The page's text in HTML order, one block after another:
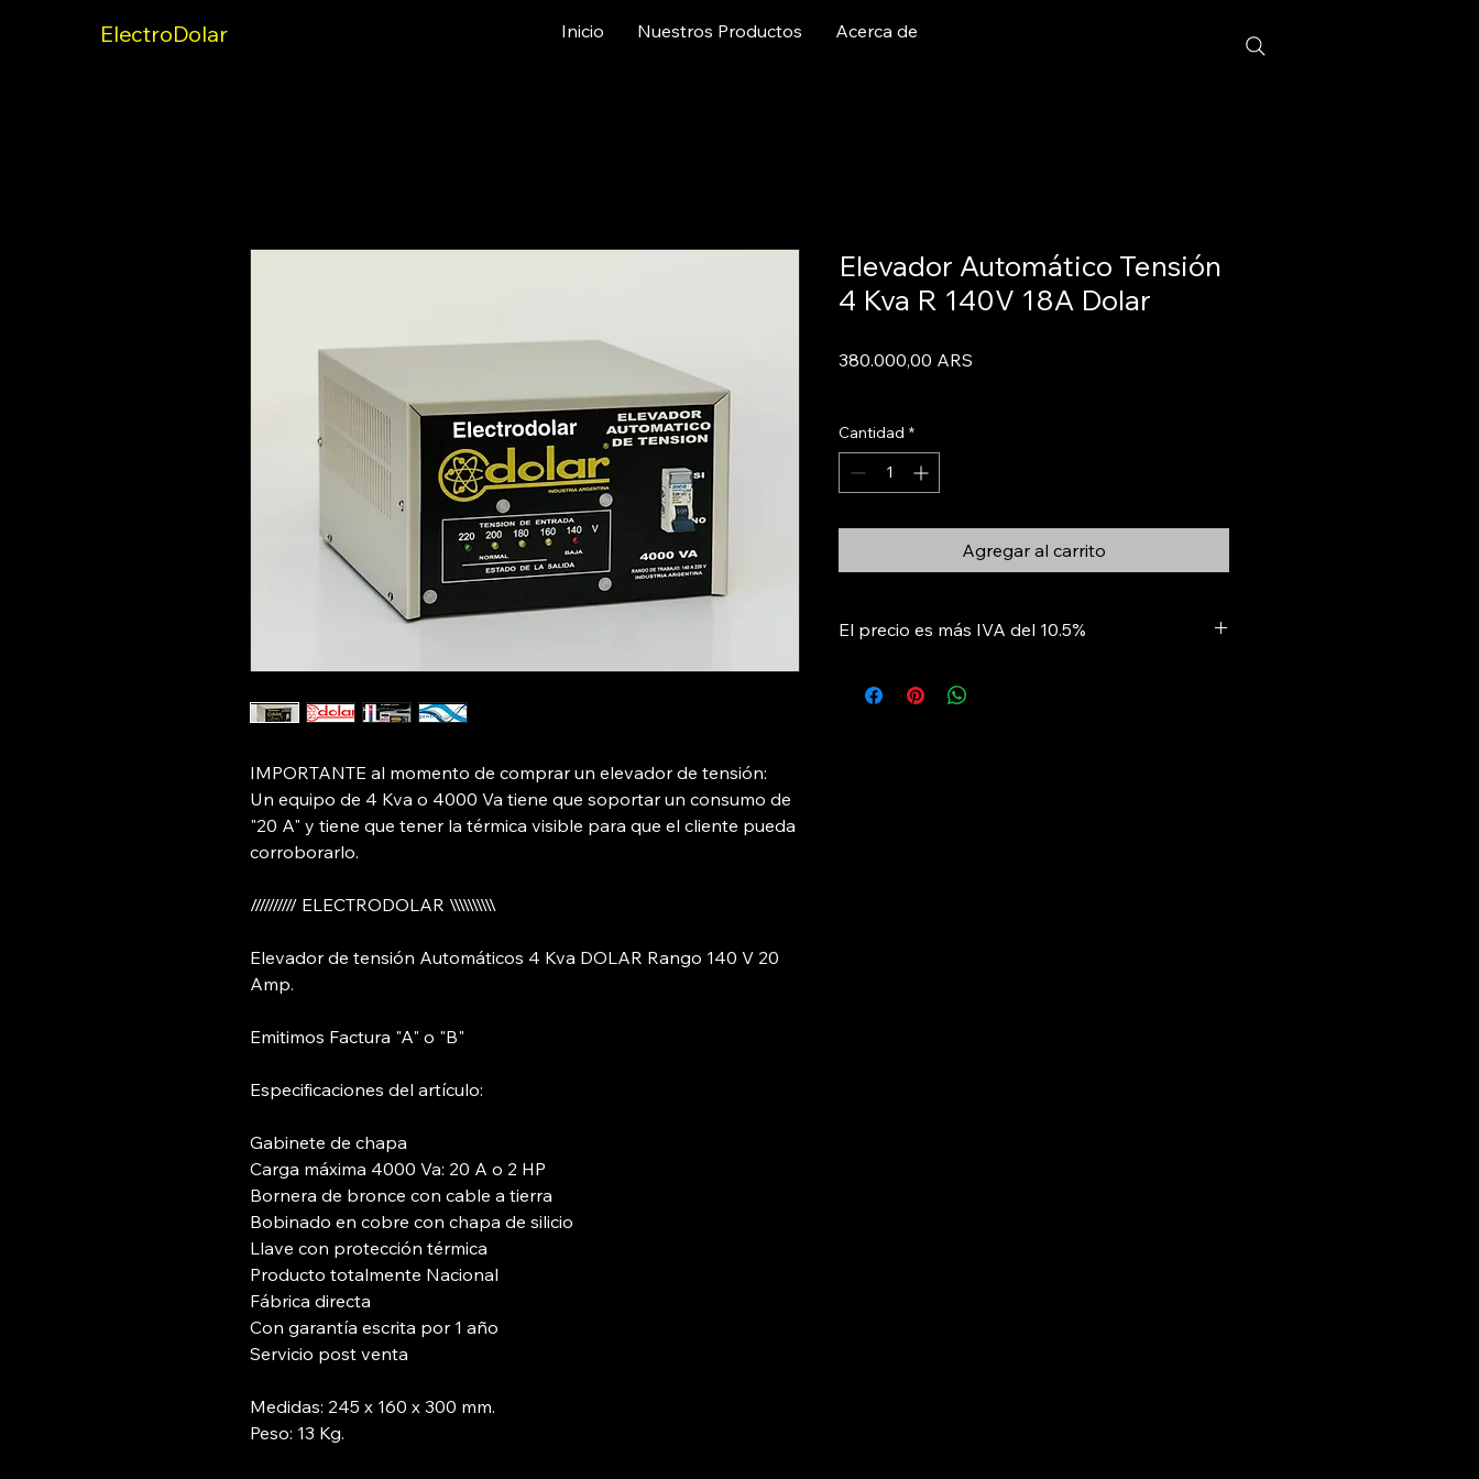
ElectroDolar Inicio Nuestros Productos Acerca de
IMPORTANTE al momento de comprar un elevador de tensión:
Un equipo de 4 Kva o 4000 Va tiene que soportar un consumo de
"20 A" y tiene que tener la térmica visible para que el cliente pueda
corroborarlo.
////////// ELECTRODOLAR \\\\\\\\\\
Elevador de tensión Automáticos 4 Kva DOLAR Rango 140 V 20
Amp.
Emitimos Factura "A" o "B"
Especificaciones del artículo:
Gabinete de chapa
Carga máxima 4000 Va: 20 A o 2 HP
Bornera de bronce con cable a tierra
Bobinado en cobre con chapa de silicio
Llave con protección térmica
Producto totalmente Nacional
Fábrica directa
Con garantía escrita por 1 año
Servicio post venta
Medidas: 245 x 160 x 300 mm.
Peso: 13 Kg.
Elevador Automático Tensión
4 Kva R 140V 18A Dolar
380.000,00 ARS
Cantidad *
Agregar al carrito
El precio es más IVA del 10.5%